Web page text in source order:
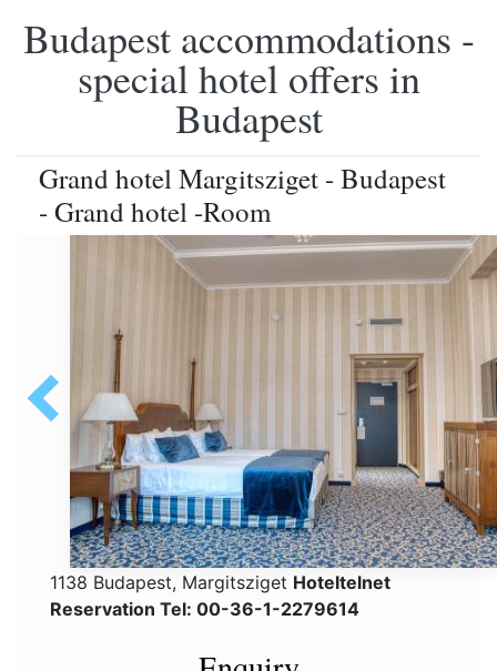
Budapest accommodations -
special hotel offers in
Budapest
Grand hotel Margitsziget - Budapest
- Grand hotel -Room
1138 Budapest, Margitsziget Hoteltelnet
Reservation Tel: 00-36-1-2279614